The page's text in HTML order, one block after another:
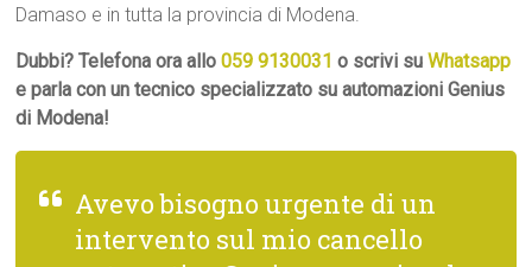
Damaso e in tutta la provincia di Modena.
Dubbi? Telefona ora allo059 9130031 o scrivi suWhatsapp
e parla con un tecnico specializzato su automazioni Genius
di Modena!
Avevo bisogno urgente di un
intervento sul mio cancello